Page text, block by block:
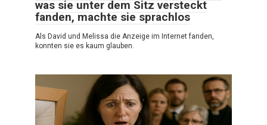
was sie unter dem Sitz versteckt
fanden, machte sie sprachlos
Als David und Melissa die Anzeige im Internet fanden,
konnten sie es kaum glauben.